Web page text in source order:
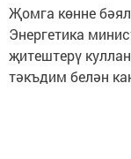
Җомга көнне
Энергетика
җитештерү
тәкъдим белән